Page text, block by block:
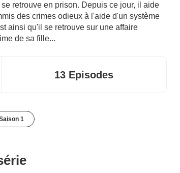
retrouve en prison. Depuis ce jour, il aide
des crimes odieux à l'aide d'un système
ainsi qu'il se retrouve sur une affaire
de sa fille...
13 Episodes
1